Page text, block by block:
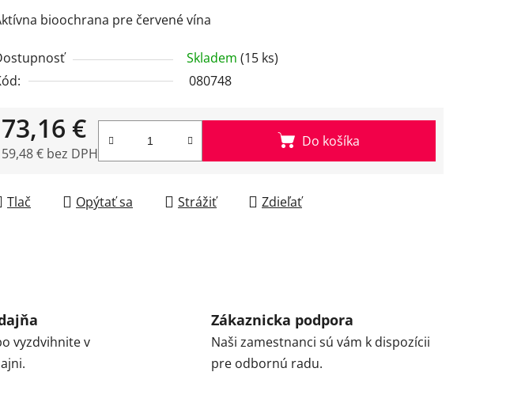
bioochrana pre červené vína
Skladem (15 ks)
080748
73,16 €
59,48 € bez DPH
Do košíka
Tlač Opýtať sa Strážiť Zdieľať
vyzdvihnite v
Zákaznicka podpora
Naši zamestnanci sú vám k dispozícii
pre odbornú radu.